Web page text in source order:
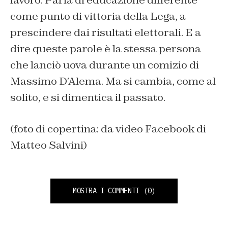
come punto di vittoria della Lega, a
prescindere dai risultati elettorali. E a
dire queste parole è la stessa persona
che lanciò uova durante un comizio di
Massimo D’Alema. Ma si cambia, come al
solito, e si dimentica il passato.
(foto di copertina: da video Facebook di
Matteo Salvini)
MOSTRA I COMMENTI (0)